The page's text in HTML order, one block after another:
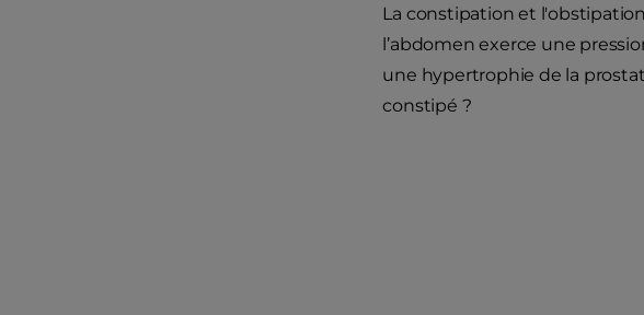
La constipation et
l’abdomen exerce une
une hypertrophie de la
constipé ?